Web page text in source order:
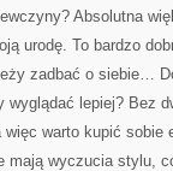
Absolutna
urodę. To bardzo
zadbać o siebie…
wyglądać lepiej? Bez
więc warto kupić sobie
wyczucia stylu,